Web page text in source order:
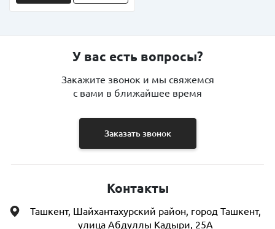
У вас есть вопросы?
Закажите звонок и мы свяжемся
с вами в ближайшее время
Заказать звонок
Контакты
Ташкент, Шайхантахурский район, город Ташкент,
улица Абдуллы Кадыри, 25А